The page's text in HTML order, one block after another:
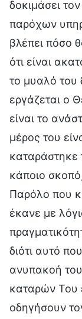
δοκιμάσει
παρόχων
βλέπει πόσο
ότι είναι
το μυαλό του
εργάζεται ο
είναι το
μέρος του
καταράστηκε
κάποιο
Παρόλο που
έκανε με
διότι αυτό
ανυπακοή
καταρών Του
οδηγήσουν